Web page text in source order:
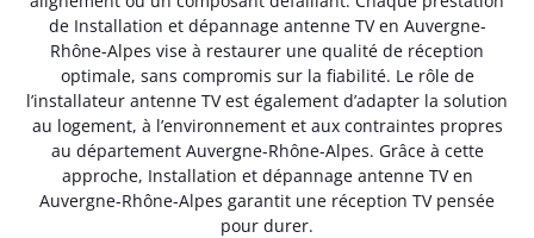
de Installation et dépannage antenne TV en Auvergne-
Rhône-Alpes vise à restaurer une qualité de réception
optimale, sans compromis sur la fiabilité. Le rôle de
l’installateur antenne TV est également d’adapter la solution
au logement, à l’environnement et aux contraintes propres
au département Auvergne-Rhône-Alpes. Grâce à cette
approche, Installation et dépannage antenne TV en
Auvergne-Rhône-Alpes garantit une réception TV pensée
pour durer.